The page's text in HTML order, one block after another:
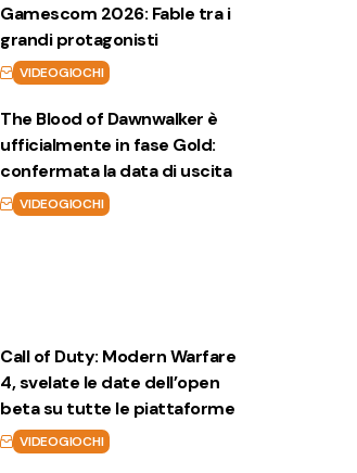
Gamescom 2026: Fable tra i
grandi protagonisti
VIDEOGIOCHI
The Blood of Dawnwalker è
ufficialmente in fase Gold:
confermata la data di uscita
VIDEOGIOCHI
Call of Duty: Modern Warfare
4, svelate le date dell’open
beta su tutte le piattaforme
VIDEOGIOCHI